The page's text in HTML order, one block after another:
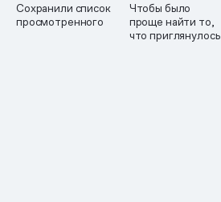
Сохранили список
просмотренного
Чтобы было
проще найти то,
что приглянулось